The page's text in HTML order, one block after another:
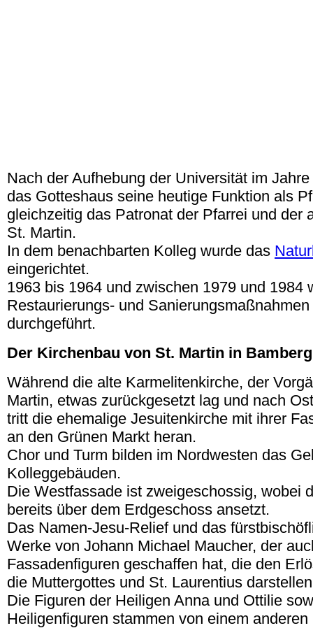
Nach der Aufhebung der Universität im
das Gotteshaus seine heutige Funktion als
gleichzeitig das Patronat der Pfarrei und der
St. Martin.
In dem benachbarten Kolleg wurde das
eingerichtet.
1963 bis 1964 und zwischen 1979 und 1984
Restaurierungs- und
durchgeführt.
Der Kirchenbau von St. Martin in Bamberg
Während die alte Karmelitenkirche, der
Martin, etwas zurückgesetzt lag und nach
tritt die ehemalige Jesuitenkirche mit ihrer
an den Grünen Markt heran.
Chor und Turm bilden im Nordwesten das
Kolleggebäuden.
Die Westfassade ist zweigeschossig, wobei
bereits über dem Erdgeschoss ansetzt.
Das Namen-Jesu-Relief und das
Werke von Johann Michael Maucher, der
Fassadenfiguren geschaffen hat, die den
die Muttergottes und St. Laurentius
Die Figuren der Heiligen Anna und Ottilie
Heiligenfiguren stammen von einem anderen